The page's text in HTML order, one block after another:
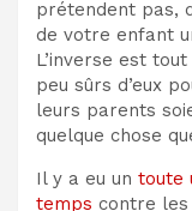
prétendent pas,
de votre enfant
L’inverse est
peu sûrs d’eux
leurs parents
quelque chose
Il y a eu un toute
temps contre les